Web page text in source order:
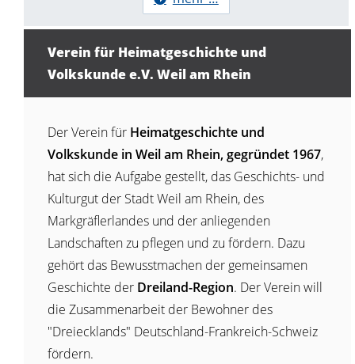
Verein für Heimatgeschichte und
Volkskunde e.V. Weil am Rhein
Der Verein für Heimatgeschichte und
Volkskunde in Weil am Rhein, gegründet 1967,
hat sich die Aufgabe gestellt, das Geschichts- und
Kulturgut der Stadt Weil am Rhein, des
Markgräflerlandes und der anliegenden
Landschaften zu pflegen und zu fördern. Dazu
gehört das Bewusstmachen der gemeinsamen
Geschichte der Dreiland-Region. Der Verein will
die Zusammenarbeit der Bewohner des
"Dreiecklands" Deutschland-Frankreich-Schweiz
fördern.